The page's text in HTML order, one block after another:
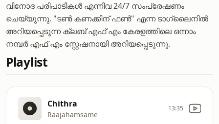
വിനോദ പരിപാടികൾ എന്നിവ 24/7 സംപ്രേഷണം
ചെയ്യുന്നു. "ടൺ കണക്കിന് ഫൺ" എന്ന ടാഗ്ലൈനിൽ
അറിയപ്പെടുന്ന ക്ലബ് എഫ് എം കേരളത്തിലെ ഒന്നാം
നമ്പർ എഫ് എം സ്റ്റേഷനായി അറിയപ്പെടുന്നു.
Playlist
Chithra
Raajahamsame
13:35